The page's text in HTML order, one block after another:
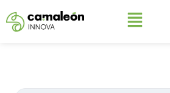
Saltar